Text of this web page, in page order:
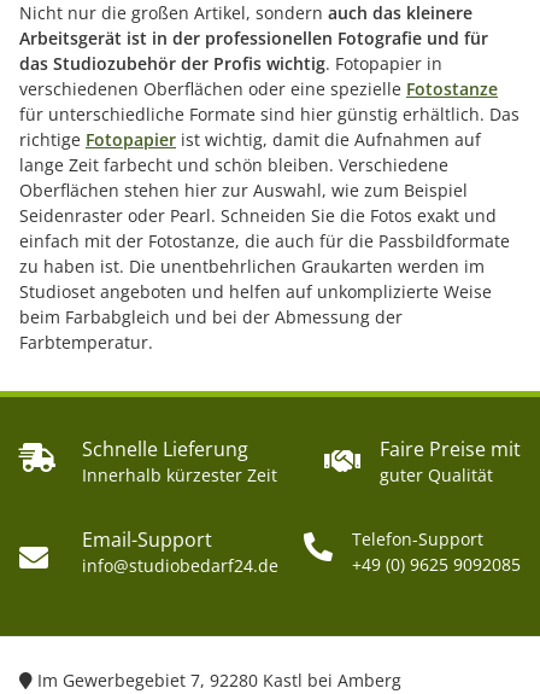
Nicht nur die großen Artikel, sondern auch das kleinere
Arbeitsgerät ist in der professionellen Fotografie und für
das Studiozubehör der Profis wichtig. Fotopapier in
verschiedenen Oberflächen oder eine spezielle Fotostanze
für unterschiedliche Formate sind hier günstig erhältlich. Das
richtige Fotopapier ist wichtig, damit die Aufnahmen auf
lange Zeit farbecht und schön bleiben. Verschiedene
Oberflächen stehen hier zur Auswahl, wie zum Beispiel
Seidenraster oder Pearl. Schneiden Sie die Fotos exakt und
einfach mit der Fotostanze, die auch für die Passbildformate
zu haben ist. Die unentbehrlichen Graukarten werden im
Studioset angeboten und helfen auf unkomplizierte Weise
beim Farbabgleich und bei der Abmessung der
Farbtemperatur.
Schnelle Lieferung
Innerhalb kürzester Zeit
Faire Preise mit
guter Qualität
Email-Support
info@studiobedarf24.de
Telefon-Support
+49 (0) 9625 9092085
Im Gewerbegebiet 7, 92280 Kastl bei Amberg